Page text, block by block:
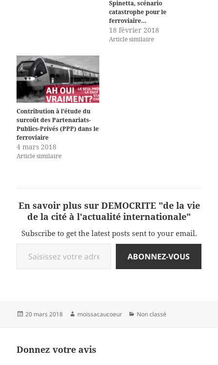
Spinetta, scénario
catastrophe pour le
ferroviaire…
18 février 2018
Article similaire
Contribution à l’étude du
surcoût des Partenariats-
Publics-Privés (PPP) dans le
ferroviaire
4 mars 2018
Article similaire
En savoir plus sur DEMOCRITE "de la vie
de la cité à l'actualité internationale"
Subscribe to get the latest posts sent to your email.
Saisissez votre adresse e-mail…
ABONNEZ-VOUS
Publié
20 mars 2018 Auteur
moissacaucoeur Catégories
Non classé
Donnez votre avis